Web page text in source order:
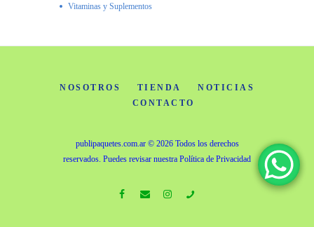
Vitaminas y Suplementos
NOSOTROS TIENDA
NOTICIAS
CONTACTO
publipaquetes.com.ar© 2026 Todos los derechos
reservados. Puedes revisar nuestra Política de Privacidad